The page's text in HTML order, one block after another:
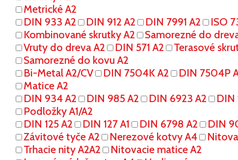
Metrické A2
DIN 933 A2
DIN 912 A2 DIN 7991 A2 ISO
Kombinované skrutky A2
Samorezné do
Vruty do dreva A2
DIN 571 A2
Terasové
Samorezné do kovu A2
Bi-Metal A2/CV
DIN 7504K A2 DIN 7504P
Matice A2
DIN 934 A2
DIN 985 A2 DIN 6923 A2 DIN
Podložky A1/A2
DIN 125 A2
DIN 127 A1 DIN 6798 A2 DIN
Závitové tyče A2
Nerezové kotvy A4
Trhacie nity A2A2
Nitovacie matice A2